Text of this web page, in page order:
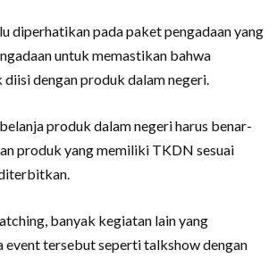
diperhatikan pada paket pengadaan yang
untuk memastikan bahwa
dengan produk dalam negeri.
produk dalam negeri harus benar-
produk yang memiliki TKDN sesuai
banyak kegiatan lain yang
event tersebut seperti talkshow dengan